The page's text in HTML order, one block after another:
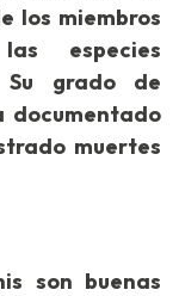
los miembros
especies
grado de
documentado
muertes
son buenas